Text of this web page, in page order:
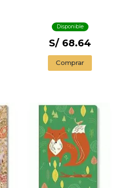
Disponible
S/ 68.64
Comprar